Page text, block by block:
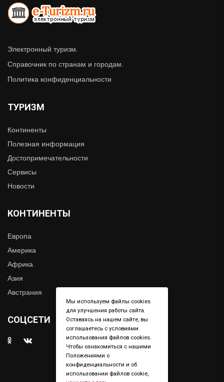
Электронный туризм.
Справочник по странам и городам.
Политика конфиденциальности
ТУРИЗМ
Континенты
Полезная информация
Достопримечательности
Сервисы
Новости
КОНТИНЕНТЫ
Европа
Америка
Африка
Азия
Австрания
СОЦСЕТИ
Мы используем файлы cookies
для улучшения работы сайта.
Оставаясь на нашем сайте, вы
соглашаетесь с условиями
использования файлов cookies.
Чтобы ознакомиться с нашими
Положениями о
конфиденциальности и об
использовании файлов cookie,